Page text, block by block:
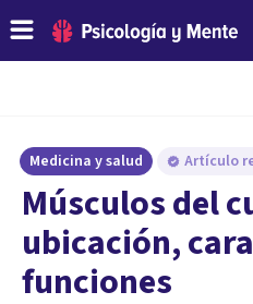
Medicina y salud Artículo
Músculos del
ubicación,
funciones